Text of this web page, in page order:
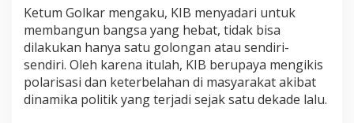
Ketum Golkar mengaku, KIB menyadari untuk
membangun bangsa yang hebat, tidak bisa
dilakukan hanya satu golongan atau sendiri-
sendiri. Oleh karena itulah, KIB berupaya mengikis
polarisasi dan keterbelahan di masyarakat akibat
dinamika politik yang terjadi sejak satu dekade lalu.